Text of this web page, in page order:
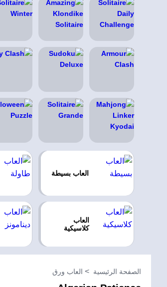
العاب بسيطة
العاب
كلاسيكية
الصفحة الرئيسية العاب ورق